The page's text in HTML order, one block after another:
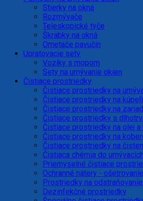
Stierky na okná
Rozmývače
Teleskopické tyče
Škrabky na okná
Ometače pavučín
Upratovacie sety
Vozíky s mopom
Sety na umývanie okien
Čistiace prostriedky
Čistiace prostriedky na
Čistiace prostriedky na
Čistiace prostriedky na
Čistiace prostriedky s
Čistiace prostriedky na olej a
Čistiace prostriedky na
Čistiace prostriedky na
Čistiaca chémia do
Priemyselné čistiace
Ochranné nátery -
Prostriedky na
Dezinfekčné prostriedky